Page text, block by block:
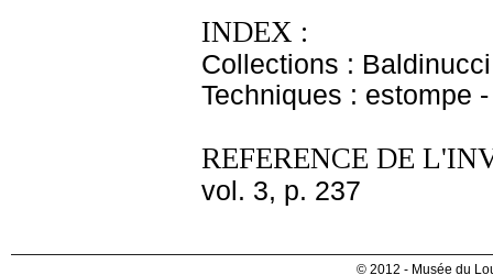
INDEX :
Collections :
Techniques : estompe
REFERENCE DE
vol. 3, p. 237
© 2012 - Musée du